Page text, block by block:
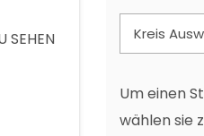
Um einen
wählen sie